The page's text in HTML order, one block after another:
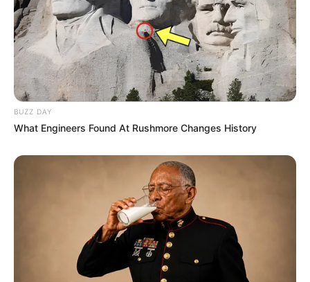
BUZZ DAY
What Engineers Found At Rushmore Changes History